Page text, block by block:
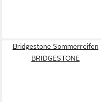
Bridgestone Sommerreifen
BRIDGESTONE